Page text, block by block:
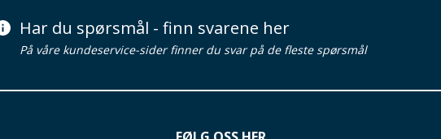
Har du spørsmål - finn svarene her
På våre kundeservice-sider finner du svar på de fleste spørsmål